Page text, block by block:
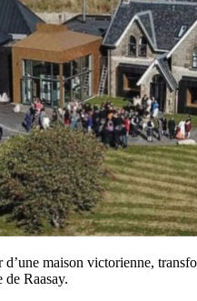
maison victorienne,
Raasay.